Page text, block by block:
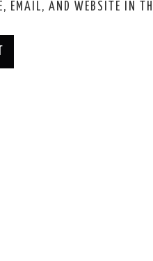
EMAIL, AND WEBSITE IN